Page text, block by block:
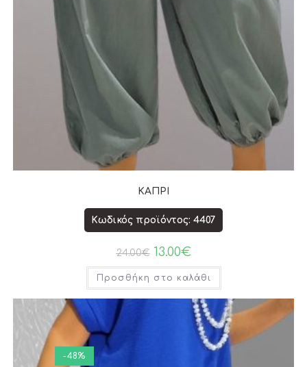
ΚΑΠΡΙ
Κωδικός προϊόντος: 4407
24.00€ 13.00€
Προσθήκη στο καλάθι
-48%